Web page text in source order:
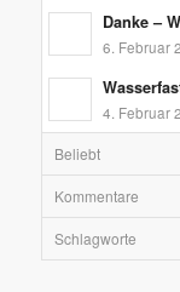
Danke –
6. Februar
4. Februar
Beliebt
Kommentare
Schlagworte